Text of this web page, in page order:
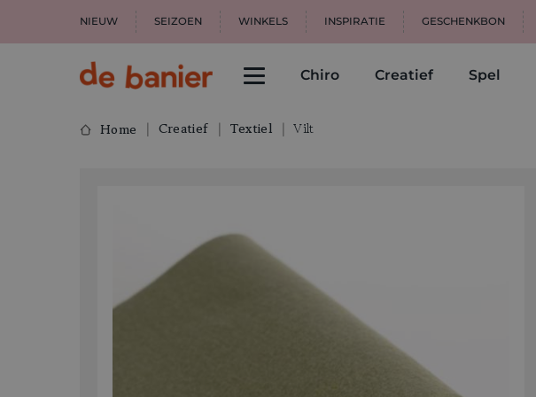
NIEUW SEIZOEN WINKELS INSPIRATIE GESCHENKBON
Chiro Creatief Spel
Home Creatief Textiel Vilt